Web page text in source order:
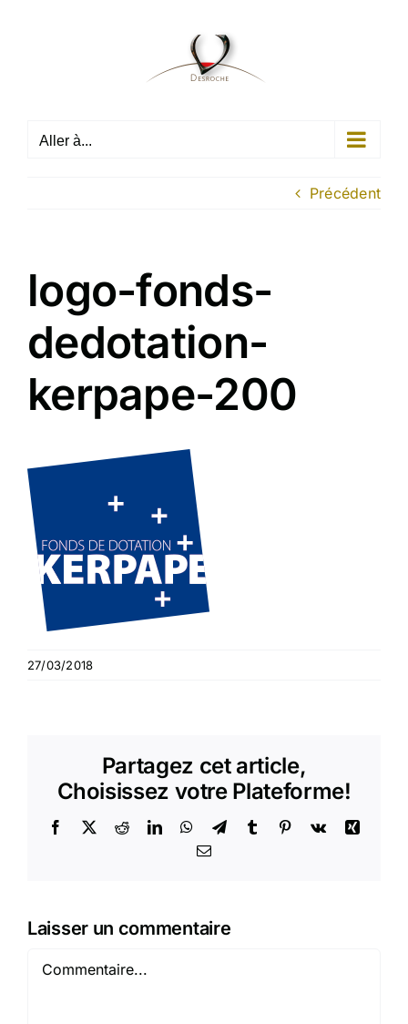
Aller à...
Précédent
logo-fonds-
dedotation-
kerpape-200
27/03/2018
Partagez cet article,
Choisissez votre Plateforme!
Facebook
X RedditLinkedInWhatsApp
TelegramTumblr Pinterest
Vk
Xing
Email
Laisser un commentaire
Commentaire